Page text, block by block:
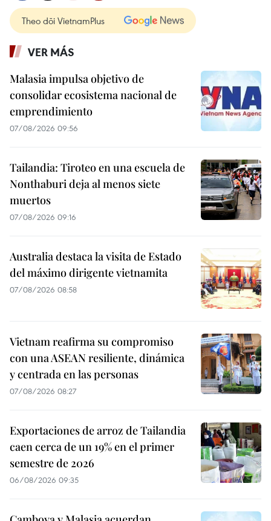
Theo dõi VietnamPlus
VER MÁS
Malasia impulsa objetivo de
consolidar ecosistema nacional de
emprendimiento
07/08/2026 09:56
Tailandia: Tiroteo en una escuela de
Nonthaburi deja al menos siete
muertos
07/08/2026 09:16
Australia destaca la visita de Estado
del máximo dirigente vietnamita
07/08/2026 08:58
Vietnam reafirma su compromiso
con una ASEAN resiliente, dinámica
y centrada en las personas
07/08/2026 08:27
Exportaciones de arroz de Tailandia
caen cerca de un 19% en el primer
semestre de 2026
06/08/2026 09:35